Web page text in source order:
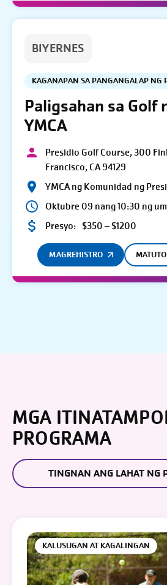
BIYERNES
KAGANAPAN SA PANGANGALAP NG
Paligsahan sa Golf
YMCA
Presidio Golf Course, 300
Francisco, CA 94129
YMCA ng Komunidad ng
Oktubre 09 nang 10:30 ng
Presyo: $350 – $1200
MAGREHISTRO
MGA
PROGRAMA
TINGNAN ANG LAHAT NG
KALUSUGAN AT KAGALINGAN